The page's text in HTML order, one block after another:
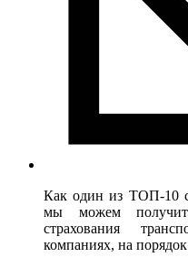
Как один из ТОП-10
мы можем
страхования
компаниях, на